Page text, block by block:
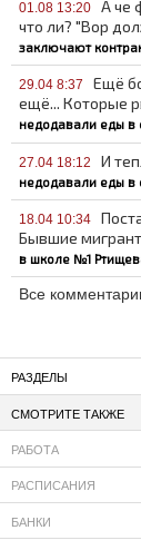
01.08 13:20
А че
что ли? "Вор
заключают
29.04 8:37
Ещё
ещё... Которые
недодавали еды в
27.04 18:12 И
недодавали еды в
18.04 10:34
Бывшие
в школе №1
Все
РАЗДЕЛЫ
СМОТРИТЕ ТАКЖЕ
РАБОТА
РАСПИСАНИЯ
БАНКИ